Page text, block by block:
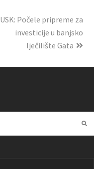
USK: Počele pripreme za
investicije u banjsko
lječilište Gata